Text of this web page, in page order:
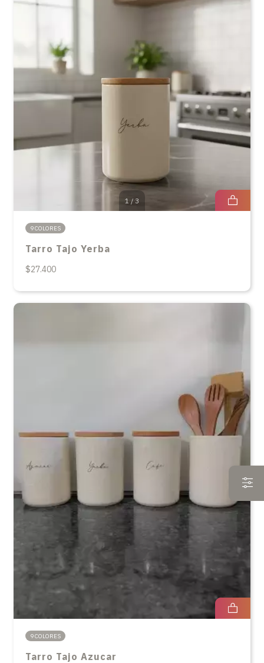
1 / 3
9 COLORES
Tarro Tajo Yerba
$27.400
9 COLORES
Tarro Tajo Azucar